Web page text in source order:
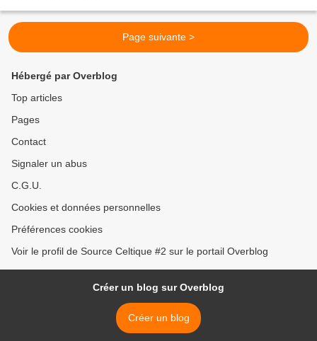
Page suivante >
Hébergé par Overblog
Top articles
Pages
Contact
Signaler un abus
C.G.U.
Cookies et données personnelles
Préférences cookies
Voir le profil de Source Celtique #2 sur le portail Overblog
Créer un blog sur Overblog
Créer un blog